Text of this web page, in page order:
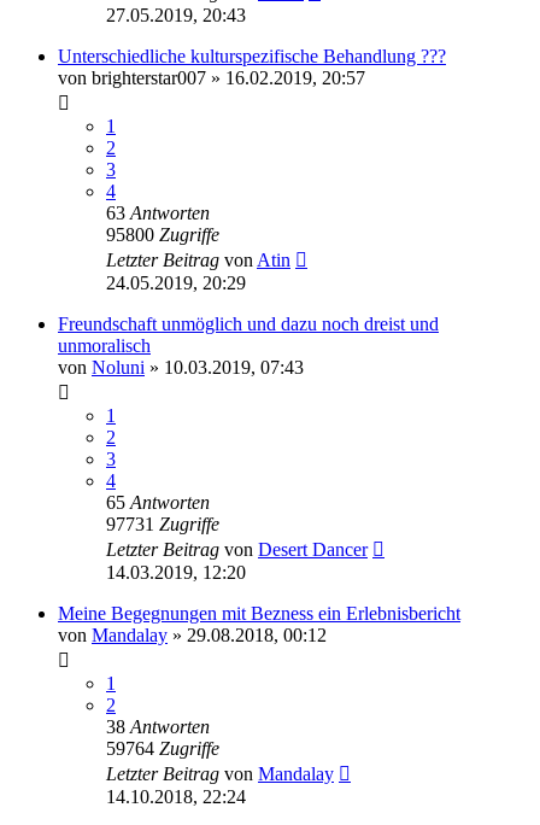
27.05.2019, 20:43
Unterschiedliche kulturspezifische Behandlung ???
von brighterstar007 » 16.02.2019, 20:57
1
2
3
4
63 Antworten
95800 Zugriffe
Letzter Beitrag von Atin
24.05.2019, 20:29
Freundschaft unmöglich und dazu noch dreist und
unmoralisch
von Noluni » 10.03.2019, 07:43
1
2
3
4
65 Antworten
97731 Zugriffe
Letzter Beitrag von Desert Dancer
14.03.2019, 12:20
Meine Begegnungen mit Bezness ein Erlebnisbericht
von Mandalay » 29.08.2018, 00:12
1
2
38 Antworten
59764 Zugriffe
Letzter Beitrag von Mandalay
14.10.2018, 22:24